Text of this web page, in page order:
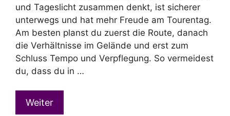
und Tageslicht zusammen denkt, ist sicherer
unterwegs und hat mehr Freude am Tourentag.
Am besten planst du zuerst die Route, danach
die Verhältnisse im Gelände und erst zum
Schluss Tempo und Verpflegung. So vermeidest
du, dass du in …
Weiter